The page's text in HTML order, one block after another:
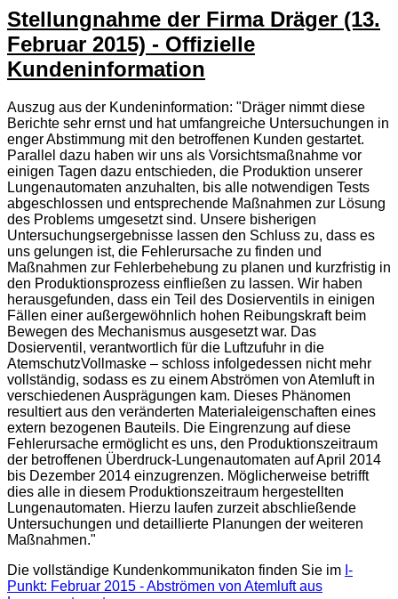
Stellungnahme der Firma Dräger (13.
Februar 2015) - Offizielle
Kundeninformation
Auszug aus der Kundeninformation: "Dräger nimmt diese
Berichte sehr ernst und hat umfangreiche Untersuchungen in
enger Abstimmung mit den betroffenen Kunden gestartet.
Parallel dazu haben wir uns als Vorsichtsmaßnahme vor
einigen Tagen dazu entschieden, die Produktion unserer
Lungenautomaten anzuhalten, bis alle notwendigen Tests
abgeschlossen und entsprechende Maßnahmen zur Lösung
des Problems umgesetzt sind. Unsere bisherigen
Untersuchungsergebnisse lassen den Schluss zu, dass es
uns gelungen ist, die Fehlerursache zu finden und
Maßnahmen zur Fehlerbehebung zu planen und kurzfristig in
den Produktionsprozess einfließen zu lassen. Wir haben
herausgefunden, dass ein Teil des Dosierventils in einigen
Fällen einer außergewöhnlich hohen Reibungskraft beim
Bewegen des Mechanismus ausgesetzt war. Das
Dosierventil, verantwortlich für die Luftzufuhr in die
AtemschutzVollmaske – schloss infolgedessen nicht mehr
vollständig, sodass es zu einem Abströmen von Atemluft in
verschiedenen Ausprägungen kam. Dieses Phänomen
resultiert aus den veränderten Materialeigenschaften eines
extern bezogenen Bauteils. Die Eingrenzung auf diese
Fehlerursache ermöglicht es uns, den Produktionszeitraum
der betroffenen Überdruck-Lungenautomaten auf April 2014
bis Dezember 2014 einzugrenzen. Möglicherweise betrifft
dies alle in diesem Produktionszeitraum hergestellten
Lungenautomaten. Hierzu laufen zurzeit abschließende
Untersuchungen und detaillierte Planungen der weiteren
Maßnahmen."
Die vollständige Kundenkommunikaton finden Sie im I-
Punkt: Februar 2015 - Abströmen von Atemluft aus